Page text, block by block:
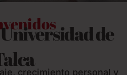
de
crecimiento personal y